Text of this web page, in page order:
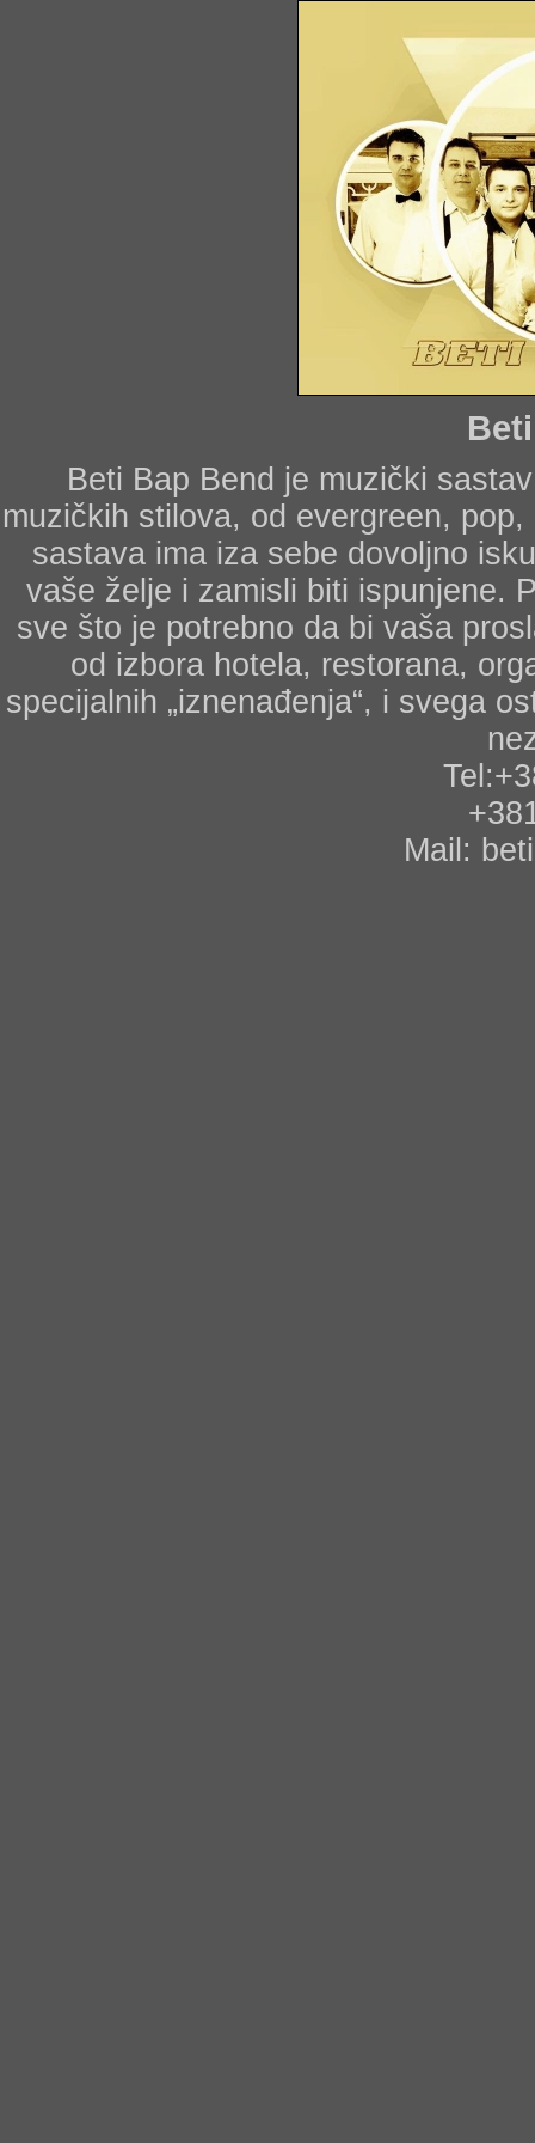
Beti Bap Bend je muzički
muzičkih stilova, od evergreen,
sastava ima iza sebe dovoljno
vaše želje i zamisli biti ispunjene.
sve što je potrebno da bi vaša
od izbora hotela, restorana,
specijalnih „iznenađenja“, i svega
Mail: